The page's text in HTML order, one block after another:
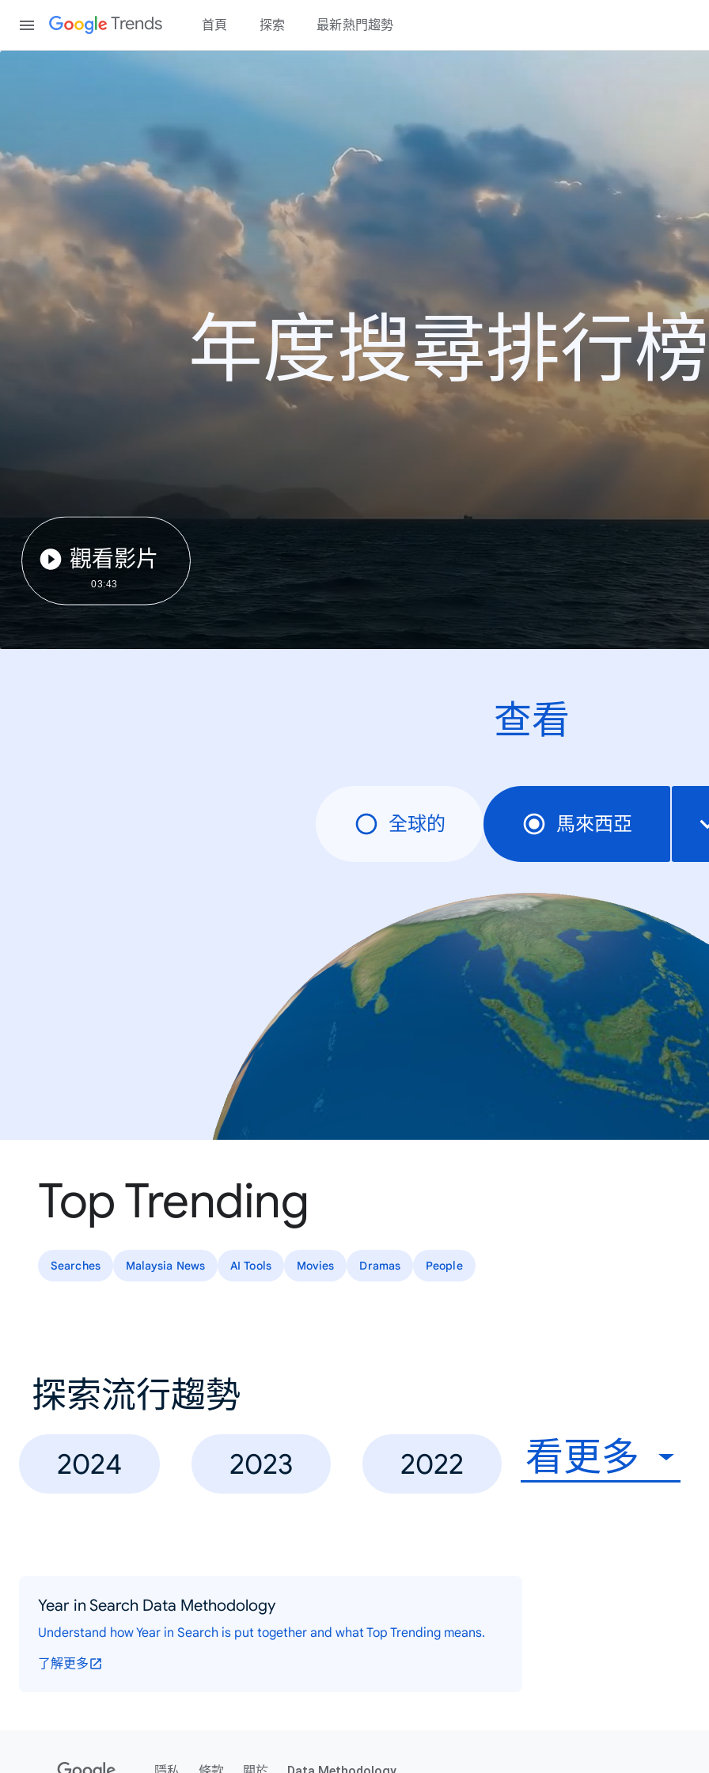
Trends 首頁 探索 最新熱門趨勢
年度搜尋排行
觀看影片
03:43
查看
全球的 馬來西亞
Top Trending
Searches Malaysia News AI Tools Movies Dramas People
探索流行趨勢
2024 2023 2022 看更多
Year in Search Data Methodology
Understand how Year in Search is put together and what Top Trending means.
了解更多